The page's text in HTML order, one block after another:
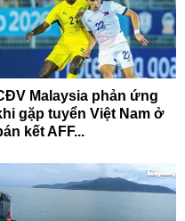
Malaysia phản ứng
gặp tuyển Việt Nam ở
kết AFF...